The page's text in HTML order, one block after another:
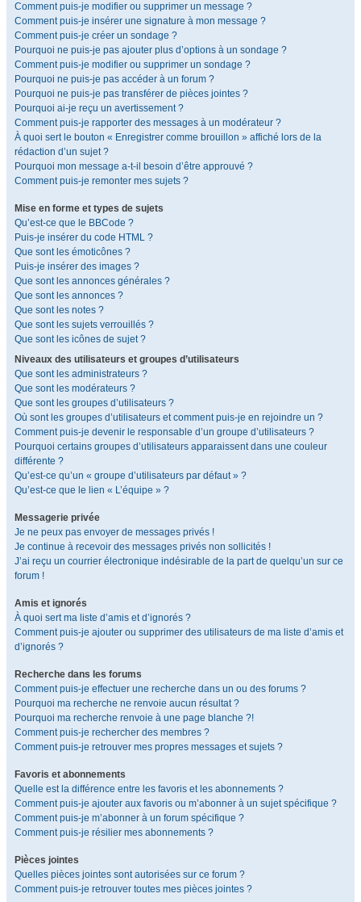
Comment puis-je modifier ou supprimer un message ?
Comment puis-je insérer une signature à mon message ?
Comment puis-je créer un sondage ?
Pourquoi ne puis-je pas ajouter plus d’options à un sondage ?
Comment puis-je modifier ou supprimer un sondage ?
Pourquoi ne puis-je pas accéder à un forum ?
Pourquoi ne puis-je pas transférer de pièces jointes ?
Pourquoi ai-je reçu un avertissement ?
Comment puis-je rapporter des messages à un modérateur ?
À quoi sert le bouton « Enregistrer comme brouillon » affiché lors de la
rédaction d’un sujet ?
Pourquoi mon message a-t-il besoin d’être approuvé ?
Comment puis-je remonter mes sujets ?
Mise en forme et types de sujets
Qu’est-ce que le BBCode ?
Puis-je insérer du code HTML ?
Que sont les émoticônes ?
Puis-je insérer des images ?
Que sont les annonces générales ?
Que sont les annonces ?
Que sont les notes ?
Que sont les sujets verrouillés ?
Que sont les icônes de sujet ?
Niveaux des utilisateurs et groupes d’utilisateurs
Que sont les administrateurs ?
Que sont les modérateurs ?
Que sont les groupes d’utilisateurs ?
Où sont les groupes d’utilisateurs et comment puis-je en rejoindre un ?
Comment puis-je devenir le responsable d’un groupe d’utilisateurs ?
Pourquoi certains groupes d’utilisateurs apparaissent dans une couleur
différente ?
Qu’est-ce qu’un « groupe d’utilisateurs par défaut » ?
Qu’est-ce que le lien « L’équipe » ?
Messagerie privée
Je ne peux pas envoyer de messages privés !
Je continue à recevoir des messages privés non sollicités !
J’ai reçu un courrier électronique indésirable de la part de quelqu’un sur ce
forum !
Amis et ignorés
À quoi sert ma liste d’amis et d’ignorés ?
Comment puis-je ajouter ou supprimer des utilisateurs de ma liste d’amis et
d’ignorés ?
Recherche dans les forums
Comment puis-je effectuer une recherche dans un ou des forums ?
Pourquoi ma recherche ne renvoie aucun résultat ?
Pourquoi ma recherche renvoie à une page blanche ?!
Comment puis-je rechercher des membres ?
Comment puis-je retrouver mes propres messages et sujets ?
Favoris et abonnements
Quelle est la différence entre les favoris et les abonnements ?
Comment puis-je ajouter aux favoris ou m’abonner à un sujet spécifique ?
Comment puis-je m’abonner à un forum spécifique ?
Comment puis-je résilier mes abonnements ?
Pièces jointes
Quelles pièces jointes sont autorisées sur ce forum ?
Comment puis-je retrouver toutes mes pièces jointes ?